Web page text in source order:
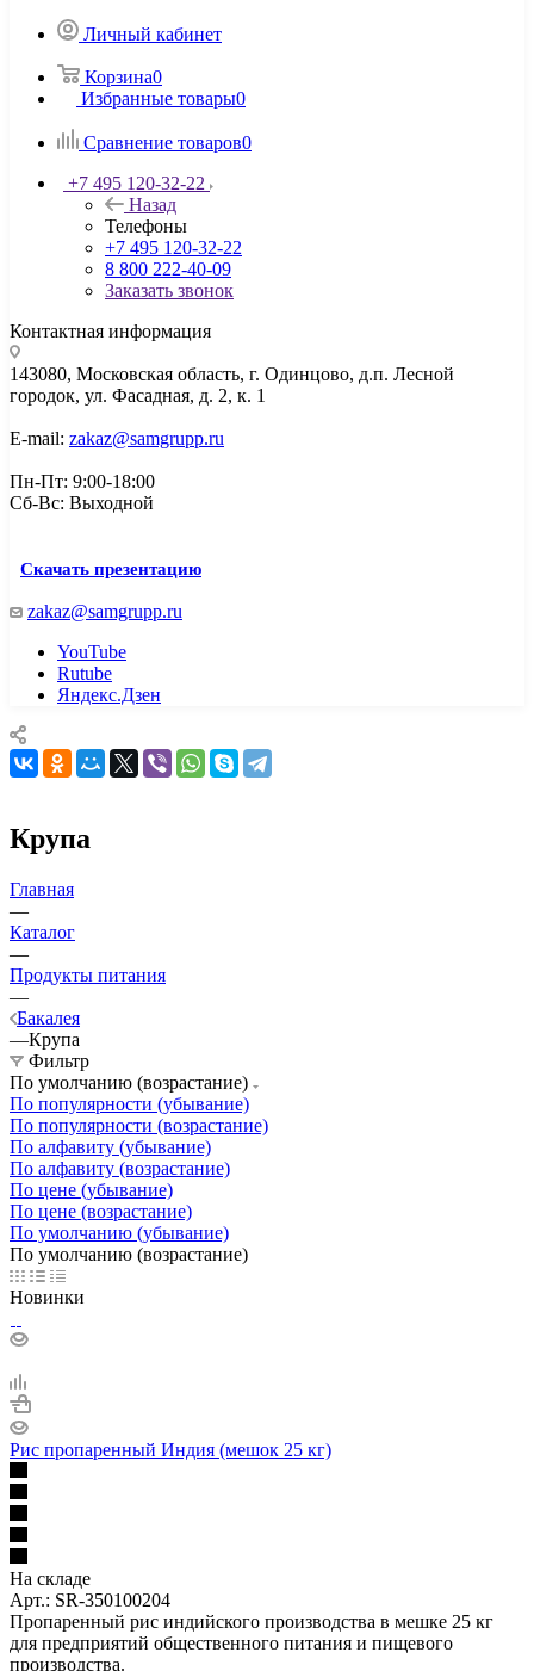
Личный кабинет
Корзина0
Избранные товары0
Сравнение товаров0
+7 495 120-32-22
Назад
Телефоны
+7 495 120-32-22
8 800 222-40-09
Заказать звонок
Контактная информация
143080, Mосковская область, г. Одинцово, д.п. Лесной
городок, ул. Фасадная, д. 2, к. 1
E-mail: zakaz@samgrupp.ru
Пн-Пт: 9:00-18:00
Сб-Вс: Выходной
Скачать презентацию
zakaz@samgrupp.ru
YouTube
Rutube
Яндекс.Дзен
Крупа
Главная
—
Каталог
—
Продукты питания
—
Бакалея
—Крупа
Фильтр
По умолчанию (возрастание)
По популярности (убывание)
По популярности (возрастание)
По алфавиту (убывание)
По алфавиту (возрастание)
По цене (убывание)
По цене (возрастание)
По умолчанию (убывание)
По умолчанию (возрастание)
Новинки
Рис пропаренный Индия (мешок 25 кг)
На складе
Арт.: SR-350100204
Пропаренный рис индийского производства в мешке 25 кг
для предприятий общественного питания и пищевого
производства.